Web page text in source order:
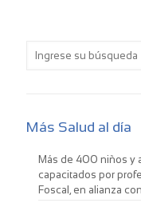
Más Salud al día
Más de 400 niños y
capacitados por
Foscal, en alianza